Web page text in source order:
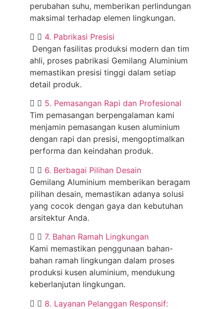
perubahan suhu, memberikan perlindungan
maksimal terhadap elemen lingkungan.
4. Pabrikasi Presisi
Dengan fasilitas produksi modern dan tim
ahli, proses pabrikasi Gemilang Aluminium
memastikan presisi tinggi dalam setiap
detail produk.
5. Pemasangan Rapi dan Profesional
Tim pemasangan berpengalaman kami
menjamin pemasangan kusen aluminium
dengan rapi dan presisi, mengoptimalkan
performa dan keindahan produk.
6. Berbagai Pilihan Desain
Gemilang Aluminium memberikan beragam
pilihan desain, memastikan adanya solusi
yang cocok dengan gaya dan kebutuhan
arsitektur Anda.
7. Bahan Ramah Lingkungan
Kami memastikan penggunaan bahan-
bahan ramah lingkungan dalam proses
produksi kusen aluminium, mendukung
keberlanjutan lingkungan.
8. Layanan Pelanggan Responsif: